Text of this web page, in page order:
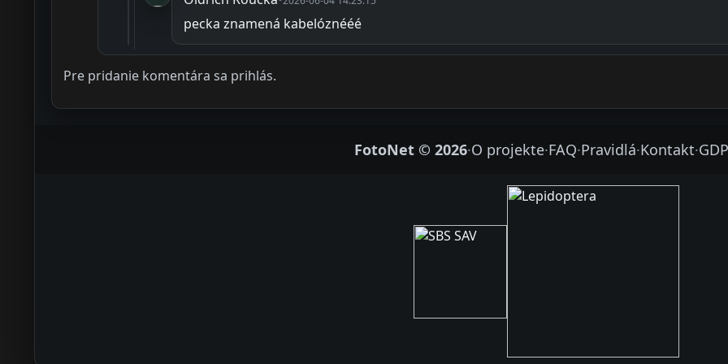
pecka znamená kabelóznééé
Pre pridanie komentára sa prihlás.
FotoNet © 2026·O projekte·FAQ·Pravidlá·Kontakt·